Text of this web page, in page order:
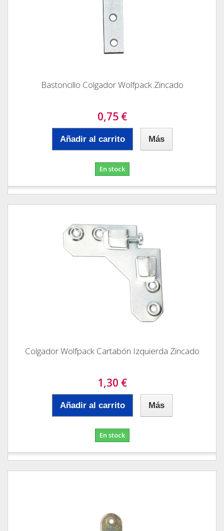
Bastoncillo Colgador Wolfpack Zincado
0,75 €
Añadir al carrito Más
En stock
Colgador Wolfpack Cartabón Izquierda Zincado
1,30 €
Añadir al carrito Más
En stock